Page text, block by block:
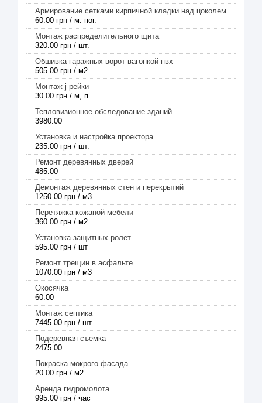
Армирование сетками кирпичной кладки над цоколем
60.00 грн / м. пог.
Монтаж распределительного щита
320.00 грн / шт.
Обшивка гаражных ворот вагонкой пвх
505.00 грн / м2
Монтаж j рейки
30.00 грн / м, п
Тепловизионное обследование зданий
3980.00
Установка и настройка проектора
235.00 грн / шт.
Ремонт деревянных дверей
485.00
Демонтаж деревянных стен и перекрытий
1250.00 грн / м3
Перетяжка кожаной мебели
360.00 грн / м2
Установка защитных ролет
595.00 грн / шт
Ремонт трещин в асфальте
1070.00 грн / м3
Окосячка
60.00
Монтаж септика
7445.00 грн / шт
Подеревная съемка
2475.00
Покраска мокрого фасада
20.00 грн / м2
Аренда гидромолота
995.00 грн / час